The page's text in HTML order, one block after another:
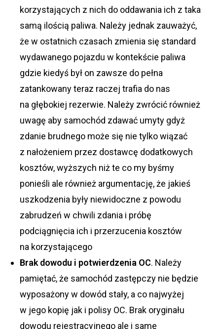
korzystających z nich do oddawania ich z taka
samą ilością paliwa. Należy jednak zauważyć,
że w ostatnich czasach zmienia się standard
wydawanego pojazdu w kontekście paliwa
gdzie kiedyś był on zawsze do pełna
zatankowany teraz raczej trafia do nas
na głębokiej rezerwie. Należy zwrócić również
uwagę aby samochód zdawać umyty gdyż
zdanie brudnego może się nie tylko wiązać
z nałożeniem przez dostawcę dodatkowych
kosztów, wyższych niż te co my byśmy
ponieśli ale również argumentację, że jakieś
uszkodzenia były niewidoczne z powodu
zabrudzeń w chwili zdania i próbę
podciągnięcia ich i przerzucenia kosztów
na korzystającego
Brak dowodu i potwierdzenia OC. Należy
pamiętać, że samochód zastępczy nie będzie
wyposażony w dowód stały, a co najwyżej
w jego kopię jak i polisy OC. Brak oryginału
dowodu rejestracyjnego ale i same